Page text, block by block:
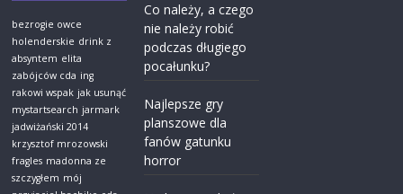
bezrogie owce
holenderskie drink z
absyntem elita
zabójców cda ing
rakowi wspak jak usunąć
mystartsearch jarmark
jadwiżański 2014
krzysztof mrozowski
fragles madonna ze
szczygłem mój
Co należy, a czego
nie należy robić
podczas długiego
pocałunku?
Najlepsze gry
planszowe dla
fanów gatunku
horror